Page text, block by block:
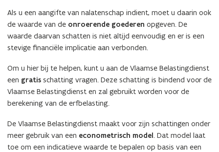
Als u een aangifte van nalatenschap indient, moet u daarin ook
de waarde van de onroerende goederen opgeven. De
waarde daarvan schatten is niet altijd eenvoudig en er is een
stevige financiële implicatie aan verbonden.
Om u hier bij te helpen, kunt u aan de Vlaamse Belastingdienst
een gratis schatting vragen. Deze schatting is bindend voor de
Vlaamse Belastingdienst en zal gebruikt worden voor de
berekening van de erfbelasting.
De Vlaamse Belastingdienst maakt voor zijn schattingen onder
meer gebruik van een econometrisch model. Dat model laat
toe om een indicatieve waarde te bepalen op basis van een